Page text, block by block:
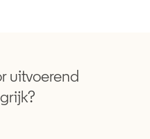
uitvoerend